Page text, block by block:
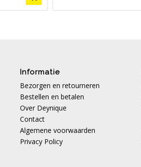
Informatie
Bezorgen en retourneren
Bestellen en betalen
Over Deynique
Contact
Algemene voorwaarden
Privacy Policy